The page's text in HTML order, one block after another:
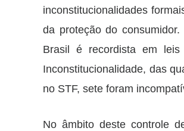
inconstitucionalidades
da proteção do
Brasil é recordista em
Inconstitucionalidade, das
no STF, sete foram
No âmbito deste controle